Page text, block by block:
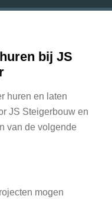
bij JS
huren en laten
JS Steigerbouw en
van de volgende
mogen